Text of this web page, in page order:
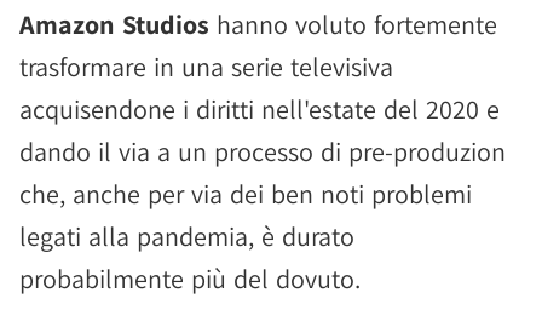
Amazon Studios hanno voluto fortemente
trasformare in una serie televisiva
acquisendone i diritti nell'estate del 2020 e
dando il via a un processo di pre-produzion
che, anche per via dei ben noti problemi
legati alla pandemia, è durato
probabilmente più del dovuto.